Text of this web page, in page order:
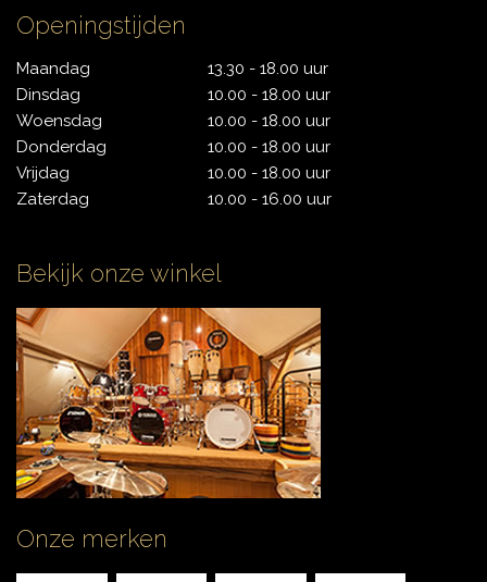
CONTACT
Openingstijden
Maandag
Dinsdag
Woensdag
Donderdag
Vrijdag
Zaterdag
13.30 - 18.00 uur
10.00 - 18.00 uur
10.00 - 18.00 uur
10.00 - 18.00 uur
10.00 - 18.00 uur
10.00 - 16.00 uur
Bekijk onze winkel
Onze merken